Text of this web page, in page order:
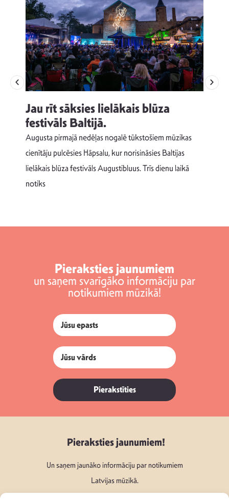
Jau rīt sāksies lielākais blūza
festivāls Baltijā.
Augusta pirmajā nedēļas nogalē tūkstošiem mūzikas
cienītāju pulcēsies Hāpsalu, kur norisināsies Baltijas
lielākais blūza festivāls Augustibluus. Trīs dienu laikā
notiks
Pieraksties jaunumiem
un saņem svarīgāko informāciju par
notikumiem mūzikā!
Pierakstīties
Pieraksties jaunumiem!
Un saņem jaunāko informāciju par notikumiem
Latvijas mūzikā.